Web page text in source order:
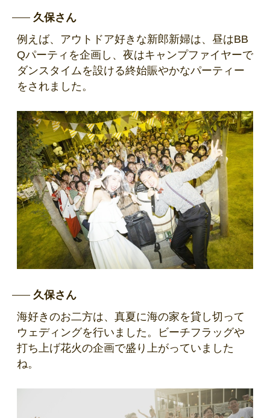
久保さん
例えば、アウトドア好きな新郎新婦は、昼はBB
Qパーティを企画し、夜はキャンプファイヤーで
ダンスタイムを設ける終始賑やかなパーティー
をされました。
久保さん
海好きのお二方は、真夏に海の家を貸し切って
ウェディングを行いました。ビーチフラッグや
打ち上げ花火の企画で盛り上がっていました
ね。